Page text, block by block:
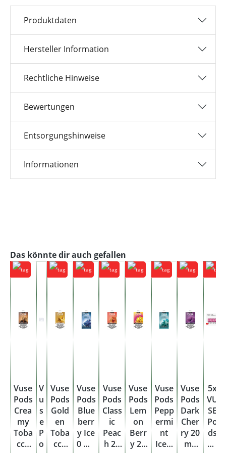
Produktdaten
Hersteller Information
Rechtliche Hinweise
Bewertungen
Entsorgungshinweise
Informationen
Produktgalerie überspringen
Das könnte dir auch gefallen
Vuse
Pods
Crea
my
Toba
cco
V
u
s
e
P
o
Vuse
Pods
Gold
en
Toba
cco
Vuse
Pods
Blue
berr
y Ice
0 mg
Vuse
Pods
Class
ic
Peac
h 20
Vuse
Pods
Lem
on
Berr
y 20
Vuse
Pods
Pepp
ermi
nt
Ice 0
Vuse
Pods
Dark
Cher
ry 20
mg
5x
VU
SE
Po
ds
Be